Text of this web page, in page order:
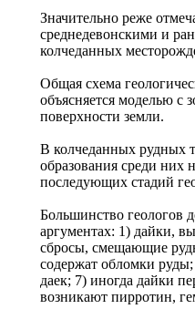
Значительно реже
среднедевонскими и
колчеданных
Общая схема
объясняется моделью с
поверхности земли.
В колчеданных рудных
образования среди них
последующих стадий
Большинство геологов
аргументах: 1) дайки,
сбросы, смещающие
содержат обломки
даек; 7) иногда дайки
возникают пирротин,